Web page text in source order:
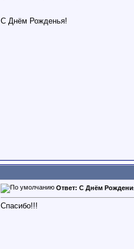
С Днём Рожденья!
Ответ: C Днём
Спасибо!!!